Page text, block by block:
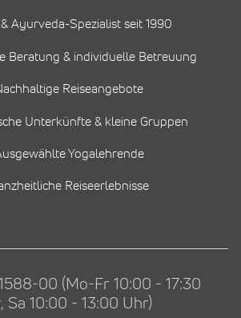
Ayurveda-Spezialist seit 1990
Beratung & individuelle Betreuung
Reiseangebote
Unterkünfte & kleine Gruppen
Yogalehrende
Reiseerlebnisse
00 (Mo-Fr 10:00 - 17:30
Sa 10:00 - 13:00 Uhr)